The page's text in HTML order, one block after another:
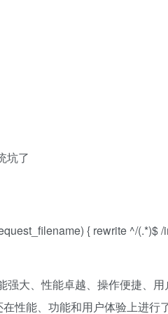
坑了
{ rewrite ^/(.*)$
大、性能卓越、操作便捷、
性能、功能和用户体验上进行